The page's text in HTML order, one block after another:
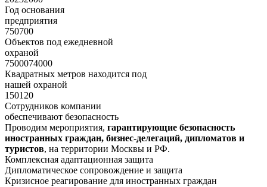
Год основания
предприятия
750700
Объектов под ежедневной
охраной
7500074000
Квадратных метров находится под
нашей охраной
150120
Сотрудников компании
обеспечивают безопасность
Проводим мероприятия, гарантирующие безопасность
иностранных граждан, бизнес-делегаций, дипломатов и
туристов, на территории Москвы и РФ.
Комплексная адаптационная защита
Дипломатическое сопровождение и защита
Кризисное реагирование для иностранных граждан